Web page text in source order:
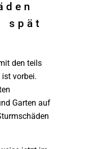
spät
den teils
vorbei.
Garten auf